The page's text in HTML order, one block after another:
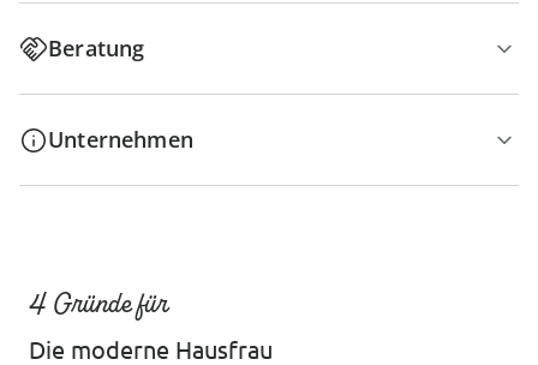
Beratung
Unternehmen
4 Gründe für
Die moderne Hausfrau